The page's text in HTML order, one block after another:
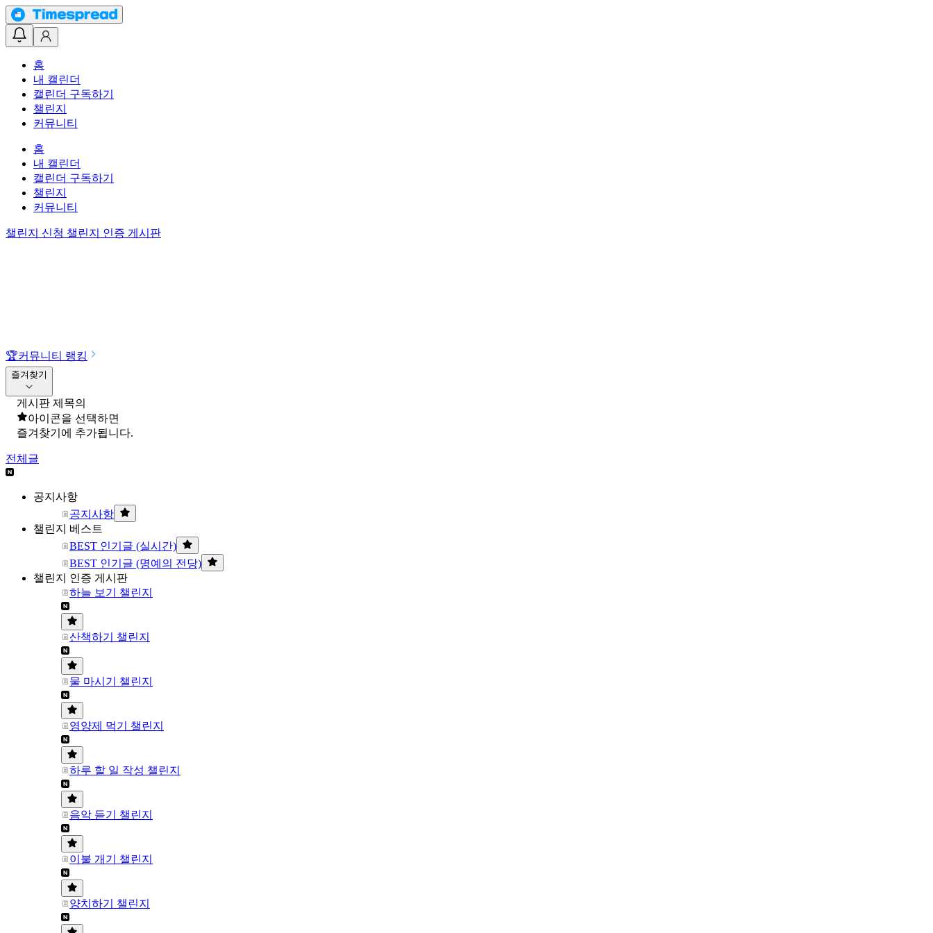
홈
내 캘린더
캘린더 구독하기
챌린지
커뮤니티
홈
내 캘린더
캘린더 구독하기
챌린지
커뮤니티
챌린지 신청 챌린지 인증 게시판
🏆커뮤니티 랭킹
즐겨찾기
게시판 제목의
아이콘을 선택하면
즐겨찾기에 추가됩니다.
전체글
공지사항
공지사항
챌린지 베스트
BEST 인기글 (실시간)
BEST 인기글 (명예의 전당)
챌린지 인증 게시판
하늘 보기 챌린지
산책하기 챌린지
물 마시기 챌린지
영양제 먹기 챌린지
하루 할 일 작성 챌린지
음악 듣기 챌린지
이불 개기 챌린지
양치하기 챌린지